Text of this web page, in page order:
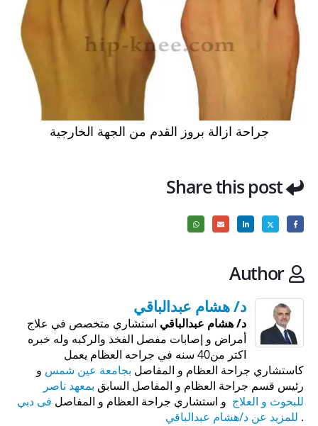
جراحة ازالة بروز القدم من الجهة الخارجية
Share this post
Author
د/ هشام عبدالباقي
د/ هشام عبدالباقي استشاري متخصص في علاج
أمراض و إصابات مفصل الفخذ والركبه وله خبره
اكتر من40 سنه في جراحه العظام يعمل
كاستشاري جراحة العظام و المفاصل بجامعة عين شمس و
رئيس قسم جراحة العظام و المفاصل السابق بمعهد ناصر
للبحوث و العلاج و استشاري جراحة العظام و المفاصل فى دبي
. للمزيد عن د/هشام عبدالباقي